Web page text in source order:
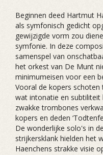
Beginnen deed Hartmut
als symfonisch gedicht
gewijzigde vorm zou
symfonie. In deze
samenspel van
het orkest van De Munt
minimumeisen voor een
Vooral de kopers
wat intonatie en
zwakke trombones
kopers en deden
De wonderlijke solo's in
strijkersklank hielden het
Haenchens strakke visie